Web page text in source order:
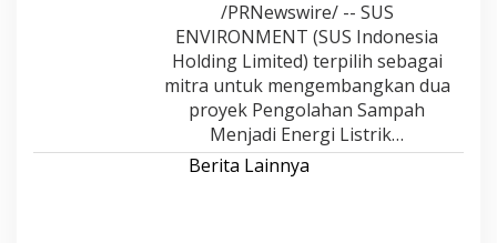
/PRNewswire/ -- SUS
ENVIRONMENT (SUS Indonesia
Holding Limited) terpilih sebagai
mitra untuk mengembangkan dua
proyek Pengolahan Sampah
Menjadi Energi Listrik…
Berita Lainnya